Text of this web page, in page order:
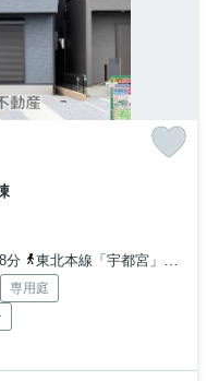
分
東北本線「宇都宮」駅 徒歩38分
専用庭